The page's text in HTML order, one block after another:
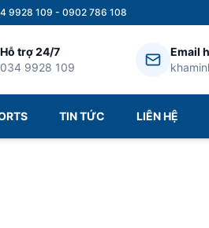
9928 109 - 0902 786 108
Hỗ trợ 24/7
034 9928 109
Email
TIN TỨC LIÊN HỆ